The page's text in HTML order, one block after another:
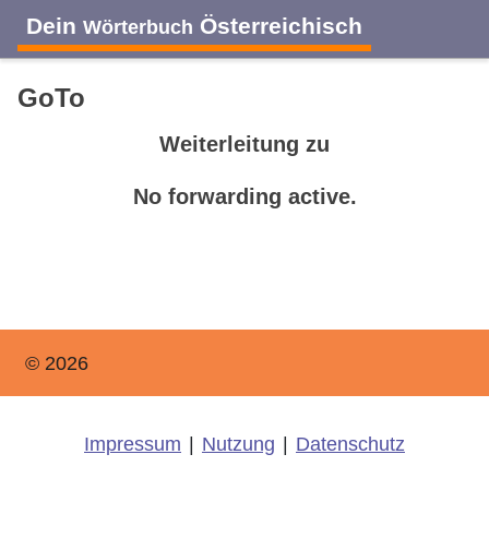
Dein Wörterbuch Österreichisch
GoTo
Weiterleitung zu
No forwarding active.
© 2026
Impressum Nutzung Datenschutz